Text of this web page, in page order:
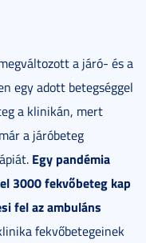
a járó- és a
egy adott betegséggel
a klinikán, mert
a járóbeteg
Egy pandémia
3000 fekvőbeteg kap
fel az ambuláns
fekvőbetegeinek